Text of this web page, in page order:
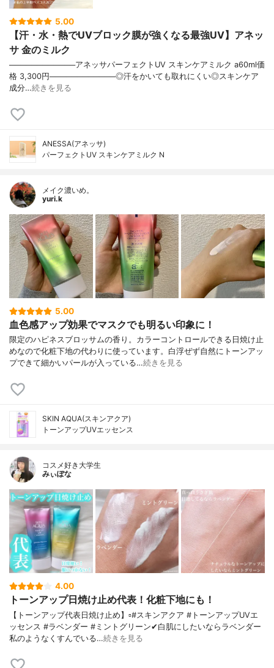
5.00
【汗・水・熱でUVブロック膜が強くなる最強UV】アネッ
サ 金のミルク
────────────アネッサパーフェクトUV スキンケアミルク a60ml価
格 3,300円────────────◎汗をかいても取れにくい◎スキンケア
成分…続きを見る
ANESSA(アネッサ)
パーフェクトUV スキンケアミルク N
メイク濃いめ。
yuri.k
5.00
血色感アップ効果でマスクでも明るい印象に！
限定のハピネスブロッサムの香り。カラーコントロールできる日焼け止
めなので化粧下地の代わりに使っています。白浮ぜず自然にトーンアッ
プできて細かいパールが入っている…続きを見る
SKIN AQUA(スキンアクア)
トーンアップUVエッセンス
コスメ好き大学生
みぃぽな
4.00
トーンアップ日焼け止め代表！化粧下地にも！
【トーンアップ代表日焼け止め】▫️#スキンアクア #トーンアップUVエ
ッセンス #ラベンダー #ミントグリーン✔白肌にしたいならラベンダー
私のようなくすんでいる…続きを見る